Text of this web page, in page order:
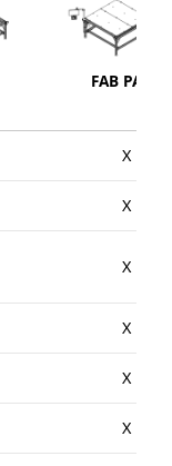
FAB PACK
X
X
X
X
X
X